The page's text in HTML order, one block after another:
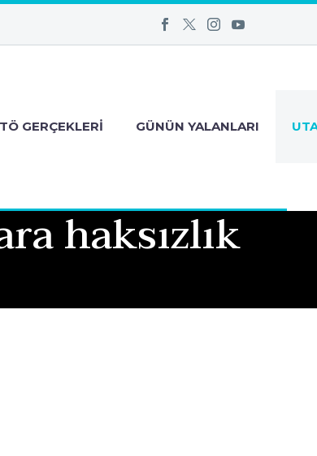
GERÇEKLERI GÜNÜN YALANLARI
haksızlık